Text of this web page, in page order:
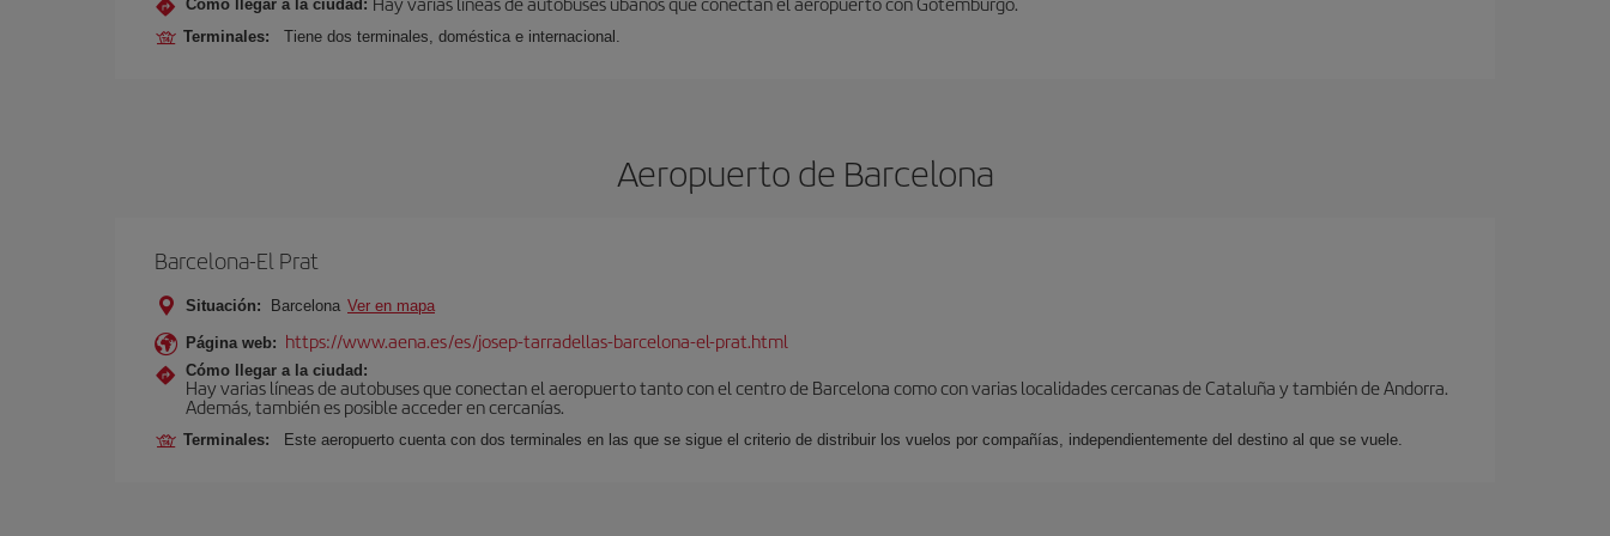
Cómo llegar a la ciudad:
Terminales: Tiene dos terminales, doméstica e internacional.
Aeropuerto de Barcelona
Barcelona-El Prat
Situación: Barcelona Ver en mapa
Página web: https://www.aena.es/es/josep-tarradellas-barcelona-el-prat.html
Cómo llegar a la ciudad:
Hay varias líneas de autobuses que conectan el aeropuerto tanto con el centro de Barcelona como con varias localidades cercanas de Cataluña y también de Andorra.
Además, también es posible acceder en cercanías.
Terminales: Este aeropuerto cuenta con dos terminales en las que se sigue el criterio de distribuir los vuelos por compañías, independientemente del destino al que se vuele.